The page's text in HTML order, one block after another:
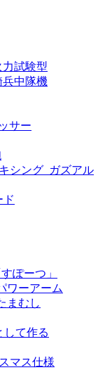
試験型
兵中隊機
サー
シング_ガズアル
ド
ぽーつ」
ワーアーム
まむし
して作る
マス仕様